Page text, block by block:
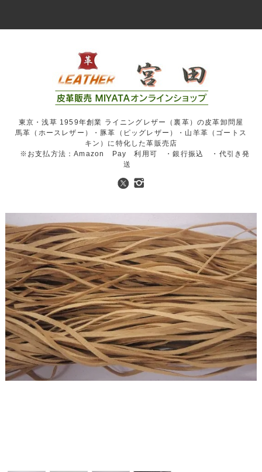
東京・浅草 1959年創業 ライニングレザー（裏革）の皮革卸問屋
馬革（ホースレザー）・豚革（ピッグレザー）・山羊革（ゴートス
キン）に特化した革販売店
※お支払方法：Amazon Pay 利用可 ・銀行振込 ・代引き発
送